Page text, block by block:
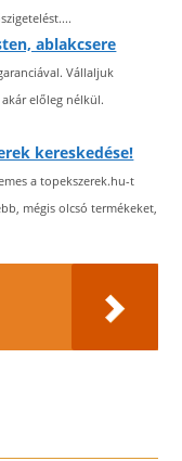
ablakcsere
Vállaljuk
előleg nélkül.
kereskedése!
a topekszerek.hu-t
mégis olcsó termékeket,